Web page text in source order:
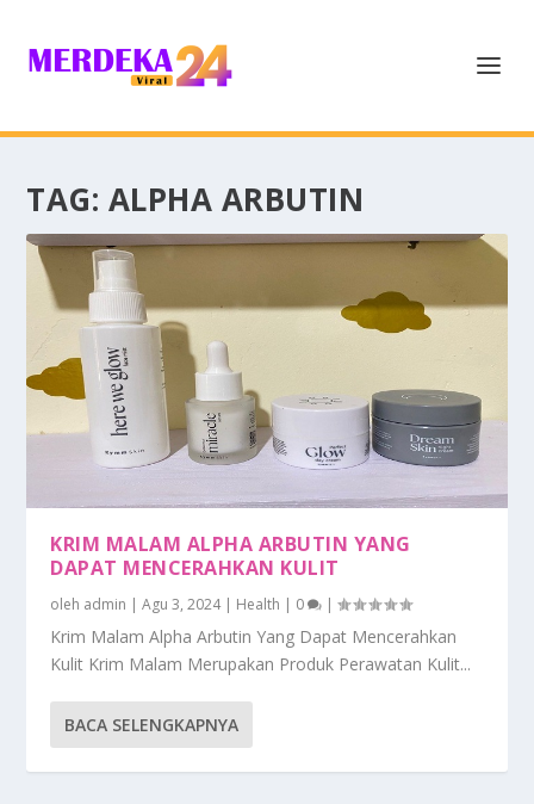
TAG: ALPHA ARBUTIN
KRIM MALAM ALPHA ARBUTIN YANG
DAPAT MENCERAHKAN KULIT
oleh admin |Agu 3, 2024| Health | 0 |
Krim Malam Alpha Arbutin Yang Dapat Mencerahkan
Kulit Krim Malam Merupakan Produk Perawatan Kulit...
BACA SELENGKAPNYA